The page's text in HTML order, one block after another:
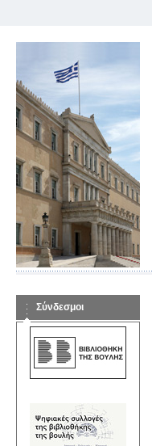
Σύνδεσμοι